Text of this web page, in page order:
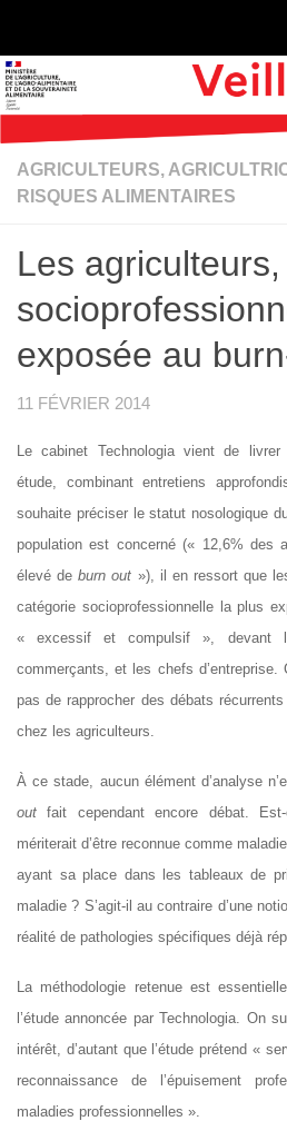
AGRICULTEURS,
RISQUES ALIMENTAIRES
Les
exposée au
11 FÉVRIER 2014
Le cabinet Technologia vient de livrer
étude, combinant entretiens
souhaite préciser le statut nosologique
population est concerné (« 12,6% des
élevé deburn out »), il en ressort que
catégorie socioprofessionnelle la plus
« excessif et compulsif », devant
commerçants, et les chefs d’entreprise.
pas de rapprocher des débats
chez les agriculteurs.
À ce stade, aucun élément d’analyse
out fait cependant encore débat.
mériterait d’être reconnue comme
ayant sa place dans les tableaux de
maladie ? S’agit-il au contraire d’une
réalité de pathologies spécifiques déjà
La méthodologie retenue est
l’étude annoncée par Technologia. On
intérêt, d’autant que l’étude prétend «
reconnaissance de l’épuisement
maladies professionnelles ».